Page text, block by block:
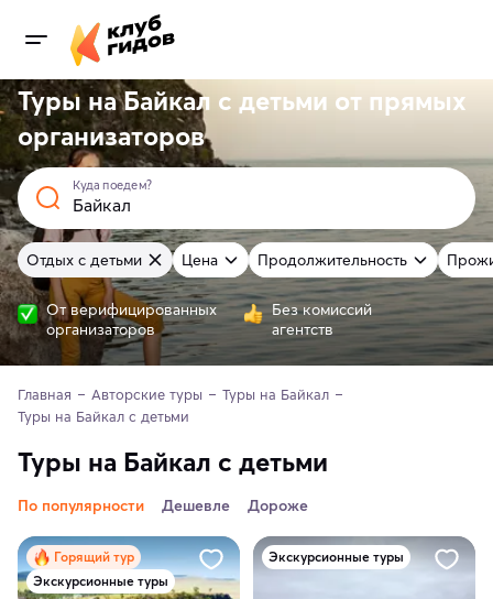
Туры на Байкал с детьми от прямых
организаторов
Куда поедем?
Отдых с детьми Цена Продолжительность
От верифицированных
организаторов
Без комиссий
агентств
Главная Авторские туры
Туры на Байкал
Туры на Байкал с детьми
Туры на Байкал с детьми
По популярности Дешевле Дороже
Горящий тур
Экскурсионные туры
Экскурсионные туры